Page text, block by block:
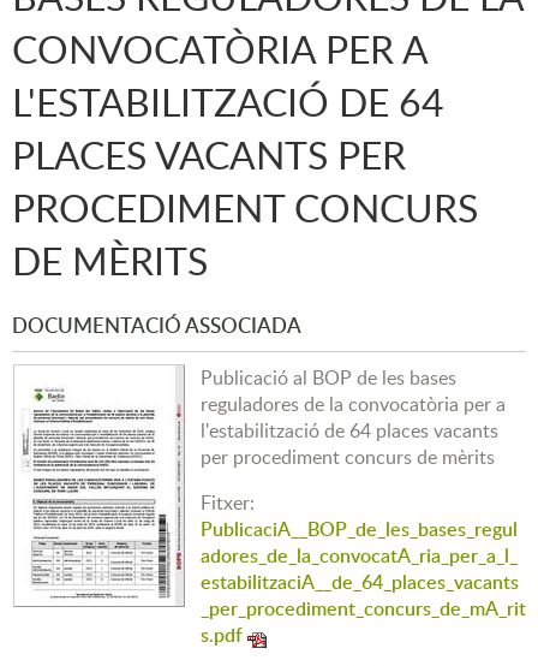
CONVOCATÒRIA PER A
L'ESTABILITZACIÓ DE 64
PLACES VACANTS PER
PROCEDIMENT CONCURS
DE MÈRITS
DOCUMENTACIÓ ASSOCIADA
Publicació al BOP de les bases
reguladores de la convocatòria per a
l'estabilització de 64 places vacants
per procediment concurs de mèrits
Fitxer:
PublicaciA__BOP_de_les_bases_regul
adores_de_la_convocatA_ria_per_a_l_
estabilitzaciA__de_64_places_vacants
_per_procediment_concurs_de_mA_rit
s.pdf